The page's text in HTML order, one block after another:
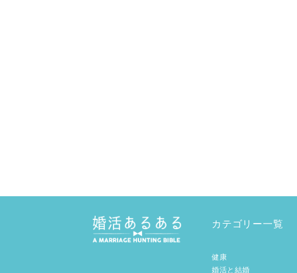
カテゴリー一覧
健康
婚活と結婚